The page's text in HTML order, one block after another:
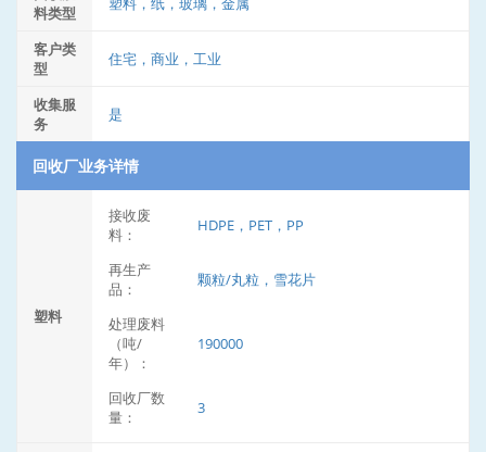
料类型
客户类
型
住宅，商业，工业
收集服
务
是
回收厂业务详情
塑料
接收废
料：
HDPE，PET，PP
再生产
品：
颗粒/丸粒，雪花片
处理废料
（吨/
年）：
190000
回收厂数
量：
3